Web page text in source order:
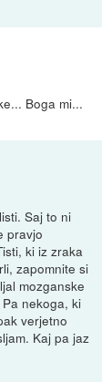
Boga mi...
Saj to ni
pravjo
ki iz zraka
zapomnite si
mozganske
nekoga, ki
verjetno
Kaj pa jaz